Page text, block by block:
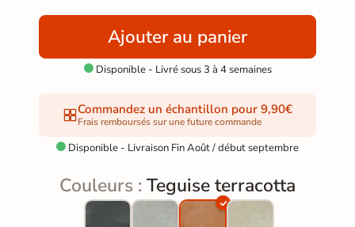
Ajouter au panier
Disponible - Livré sous 3 à 4 semaines
Commandez un échantillon pour 9,90€
Frais remboursés sur une future commande
 Disponible - Livraison Fin Août / début septembre
Couleurs : Teguise terracotta